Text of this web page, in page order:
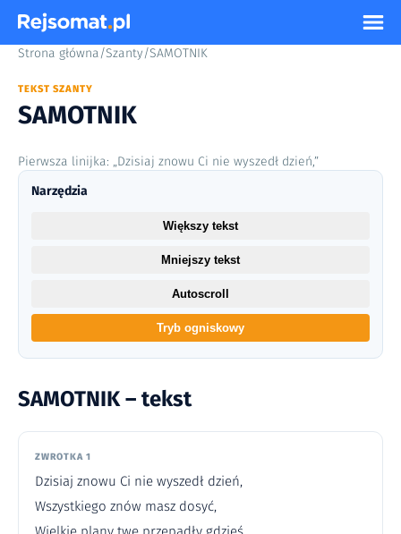
Strona główna/Szanty/SAMOTNIK
TEKST SZANTY
SAMOTNIK
Pierwsza linijka: „Dzisiaj znowu Ci nie wyszedł dzień,”
SAMOTNIK – tekst
ZWROTKA 1
Dzisiaj znowu Ci nie wyszedł dzień,
Wszystkiego znów masz dosyć,
Narzędzia
Większy tekst
Mniejszy tekst
Autoscroll
Tryb ogniskowy